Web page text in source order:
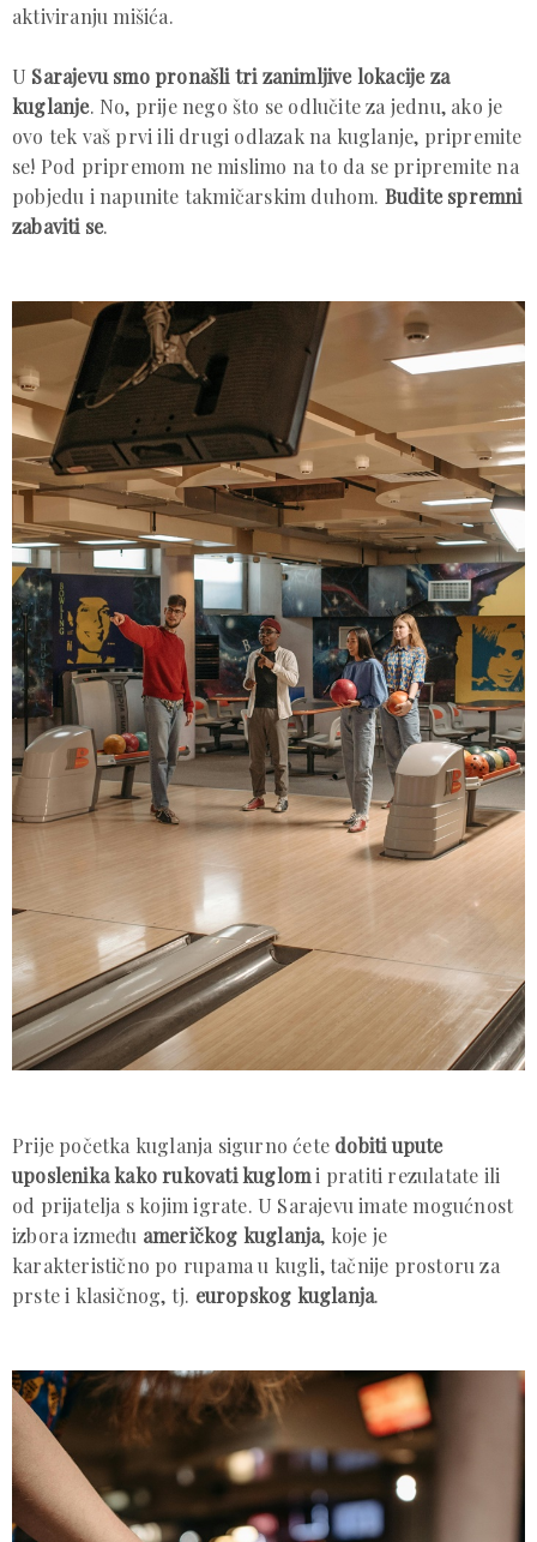
aktiviranju mišića.
U Sarajevu smo pronašli tri zanimljive lokacije za
kuglanje. No, prije nego što se odlučite za jednu, ako je
ovo tek vaš prvi ili drugi odlazak na kuglanje, pripremite
se! Pod pripremom ne mislimo na to da se pripremite na
pobjedu i napunite takmičarskim duhom. Budite spremni
zabaviti se.
Prije početka kuglanja sigurno ćete dobiti upute
uposlenika kako rukovati kuglomi pratiti rezulatate ili
od prijatelja s kojim igrate. U Sarajevu imate mogućnost
izbora između američkog kuglanja, koje je
karakteristično po rupama u kugli, tačnije prostoru za
prste i klasičnog, tj. europskog kuglanja.